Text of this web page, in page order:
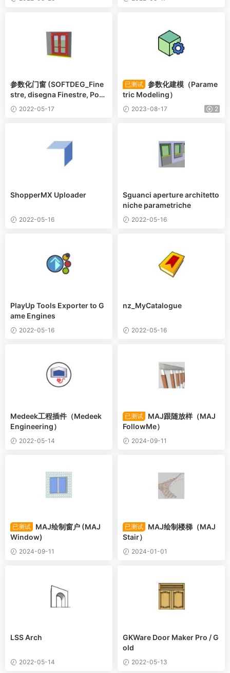
参数化门窗 (SOFTDEG_Fine
stre, disegna Finestre, Port
efinestre e Portoncini Para
metrici)
2022-05-17
已测试 参数化建模（Parame
tric Modeling）
2023-08-17 2
ShopperMX Uploader
2022-05-16
Sguanci aperture architetto
niche parametriche
2022-05-16
PlayUp Tools Exporter to G
ame Engines
2022-05-16
nz_MyCatalogue
2022-05-16
Medeek工程插件（Medeek
Engineering）
2022-05-14
已测试
MAJ跟随放样（MAJ
FollowMe）
2024-09-11
已测试
MAJ绘制窗户 (MAJ
Window)
2024-09-11
已测试
MAJ绘制楼梯（MAJ
Stair）
2024-01-01
LSS Arch
2022-05-14
GKWare Door Maker Pro / G
old
2022-05-13